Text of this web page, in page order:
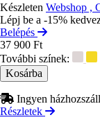
Készleten Webshop ,
Lépj be a -15%
Belépés
37 900 Ft
További színek:
Ingyen
Részletek